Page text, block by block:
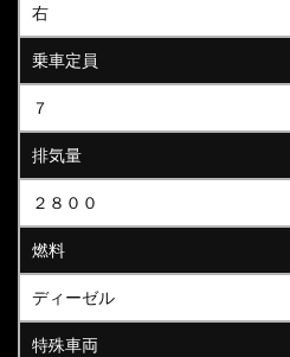
右
乗車定員
７
排気量
２８００
燃料
ディーゼル
特殊車両